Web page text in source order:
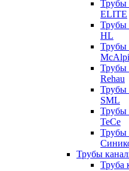
Трубы
ELITE
Трубы
HL
Трубы
Трубы
Rehau
Трубы
SML
Трубы
TeCe
Трубы
Трубы
Труба